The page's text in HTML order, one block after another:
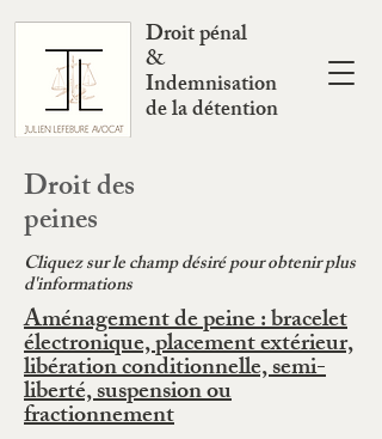
Droit pénal
&
Indemnisation
de la détention
Droit des
peines
Cliquez sur le champ désiré pour obtenir plus
d'informations
Aménagement de peine : bracelet
électronique, placement extérieur,
libération conditionnelle, semi-
liberté, suspension ou
fractionnement